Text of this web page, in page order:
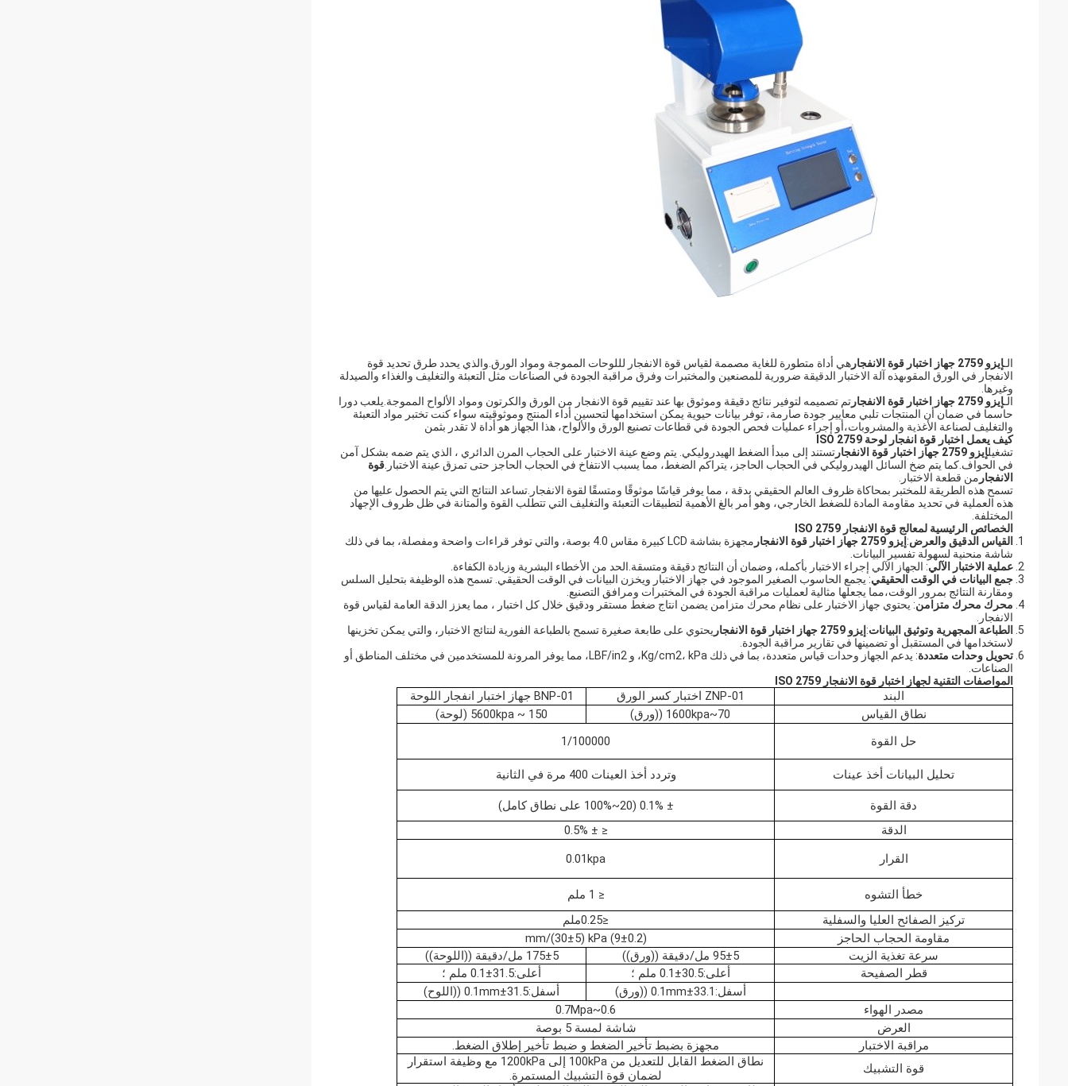
الـإيزو 2759 جهاز اختبار قوة الانفجار
هي أداة متطورة للغاية مصممة لقياس قوة الانفجار لللوحات المموجة ومواد الورق.والذي يحدد طرق تحديد قوة
الانفجار في الورق المقوىهذه آلة الاختبار الدقيقة ضرورية للمصنعين والمختبرات وفرق مراقبة الجودة في الصناعات مثل التعبئة والتغليف والغذاء والصيدلة
وغيرها.
الـإيزو 2759 جهاز اختبار قوة الانفجار
تم تصميمه لتوفير نتائج دقيقة وموثوق بها عند تقييم قوة الانفجار من الورق والكرتون ومواد الألواح المموجة.يلعب دورا
حاسما في ضمان أن المنتجات تلبي معايير جودة صارمة، توفر بيانات حيوية يمكن استخدامها لتحسين أداء المنتج وموثوقيته سواء كنت تختبر مواد التعبئة
والتغليف لصناعة الأغذية والمشروبات،أو إجراء عمليات فحص الجودة في قطاعات تصنيع الورق والألواح، هذا الجهاز هو أداة لا تقدر بثمن
كيف يعمل اختبار قوة انفجار لوحة ISO 2759
تشغيلإيزو 2759 جهاز اختبار قوة الانفجار
تستند إلى مبدأ الضغط الهيدروليكي. يتم وضع عينة الاختبار على الحجاب المرن الدائري ، الذي يتم ضمه بشكل آمن
في الحواف.كما يتم ضخ السائل الهيدروليكي في الحجاب الحاجز، يتراكم الضغط، مما يسبب الانتفاخ في الحجاب الحاجز حتى تمزق عينة الاختبار. قوة
الانفجار من قطعة الاختبار.
تسمح هذه الطريقة للمختبر بمحاكاة ظروف العالم الحقيقي بدقة ، مما يوفر قياسًا موثوقًا ومتسقًا لقوة الانفجار.تساعد النتائج التي يتم الحصول عليها من
هذه العملية في تحديد مقاومة المادة للضغط الخارجي، وهو أمر بالغ الأهمية لتطبيقات التعبئة والتغليف التي تتطلب القوة والمتانة في ظل ظروف الإجهاد
المختلفة.
الخصائص الرئيسية لمعالج قوة الانفجار ISO 2759
القياس الدقيق والعرض: إيزو 2759 جهاز اختبار قوة الانفجار
مجهزة بشاشة LCD كبيرة مقاس 4.0 بوصة، والتي توفر قراءات واضحة ومفصلة، بما في ذلك
شاشة منحنية لسهولة تفسير البيانات.
عملية الاختبار الآلي: الجهاز الآلي إجراء الاختبار بأكمله، وضمان أن النتائج دقيقة ومتسقة.الحد من الأخطاء البشرية وزيادة الكفاءة.
جمع البيانات في الوقت الحقيقي: يجمع الحاسوب الصغير الموجود في جهاز الاختبار ويخزن البيانات في الوقت الحقيقي. تسمح هذه الوظيفة بتحليل السلس
ومقارنة النتائج بمرور الوقت،مما يجعلها مثالية لعمليات مراقبة الجودة في المختبرات ومرافق التصنيع.
محرك محرك متزامن: يحتوي جهاز الاختبار على نظام محرك متزامن يضمن انتاج ضغط مستقر ودقيق خلال كل اختبار ، مما يعزز الدقة العامة لقياس قوة
الانفجار.
الطباعة المجهرية وتوثيق البيانات: إيزو 2759 جهاز اختبار قوة الانفجار
يحتوي على طابعة صغيرة تسمح بالطباعة الفورية لنتائج الاختبار، والتي يمكن تخزينها
لاستخدامها في المستقبل أو تضمينها في تقارير مراقبة الجودة.
تحويل وحدات متعددة
: يدعم الجهاز وحدات قياس متعددة، بما في ذلك Kg/cm2، kPa، و LBF/in2، مما يوفر المرونة للمستخدمين في مختلف المناطق أو
الصناعات.
المواصفات التقنية لجهاز اختبار قوة الانفجار ISO 2759
البند ZNP-01 اختبار كسر الورق
BNP-01 جهاز اختبار انفجار اللوحة
نطاق القياس
70~1600kpa ((ورق)
150 ~ 5600kpa (لوحة)
حل القوة
1/100000
تحليل البيانات أخذ عينات وتردد أخذ العينات 400 مرة في الثانية
دقة القوة
± 0.1% (20~100% على نطاق كامل)
الدقة
≤ ± 0.5%
القرار
0.01kpa
خطأ التشوه
≤ 1 ملم
تركيز الصفائح العليا والسفلية
≤0.25ملم
مقاومة الحجاب الحاجز
(9±0.2) mm/(30±5) kPa
سرعة تغذية الزيت
95±5 مل/دقيقة ((ورق))
175±5 مل/دقيقة ((اللوحة))
قطر الصفيحة
أعلى:30.5±0.1 ملم ؛
أعلى:31.5±0.1 ملم ؛
أسفل:33.1±0.1mm ((ورق)
أسفل:31.5±0.1mm ((اللوح)
مصدر الهواء
0.6~0.7Mpa
العرض
شاشة لمسة 5 بوصة
مراقبة الاختبار
مجهزة بضبط تأخير الضغط و ضبط تأخير إطلاق الضغط.
قوة التشبيك
نطاق الضغط القابل للتعديل من 100kPa إلى 1200kPa مع وظيفة استقرار
لضمان قوة التشبيك المستمرة.